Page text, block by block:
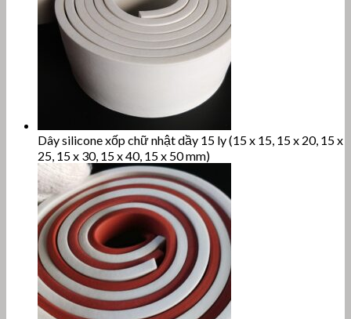
Dây silicone xốp chữ nhật dầy 15 ly (15 x 15, 15 x 20, 15 x
25, 15 x 30, 15 x 40, 15 x 50 mm)